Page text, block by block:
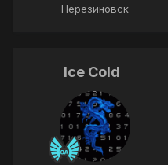
Нерезиновск
Ice Cold